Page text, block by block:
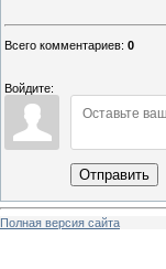
Всего комментариев: 0
Войдите:
Отправить
Полная версия сайта